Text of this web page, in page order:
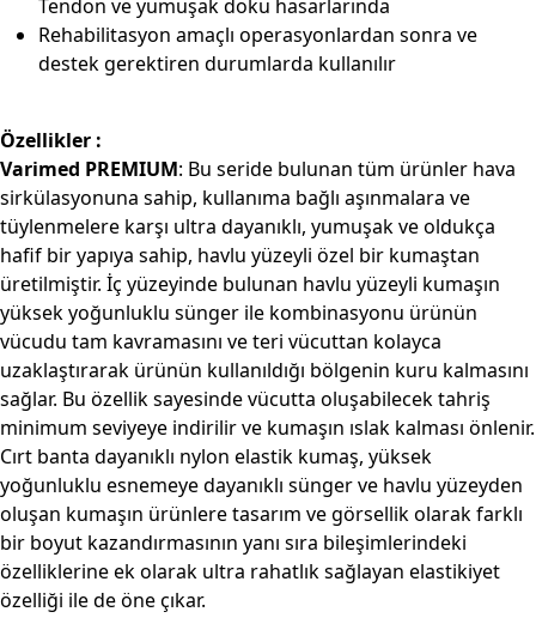
Tendon ve yumuşak doku hasarlarında
Rehabilitasyon amaçlı operasyonlardan sonra ve
destek gerektiren durumlarda kullanılır
Özellikler :
Varimed PREMIUM: Bu seride bulunan tüm ürünler hava
sirkülasyonuna sahip, kullanıma bağlı aşınmalara ve
tüylenmelere karşı ultra dayanıklı, yumuşak ve oldukça
hafif bir yapıya sahip, havlu yüzeyli özel bir kumaştan
üretilmiştir. İç yüzeyinde bulunan havlu yüzeyli kumaşın
yüksek yoğunluklu sünger ile kombinasyonu ürünün
vücudu tam kavramasını ve teri vücuttan kolayca
uzaklaştırarak ürünün kullanıldığı bölgenin kuru kalmasını
sağlar. Bu özellik sayesinde vücutta oluşabilecek tahriş
minimum seviyeye indirilir ve kumaşın ıslak kalması önlenir.
Cırt banta dayanıklı nylon elastik kumaş, yüksek
yoğunluklu esnemeye dayanıklı sünger ve havlu yüzeyden
oluşan kumaşın ürünlere tasarım ve görsellik olarak farklı
bir boyut kazandırmasının yanı sıra bileşimlerindeki
özelliklerine ek olarak ultra rahatlık sağlayan elastikiyet
özelliği ile de öne çıkar.